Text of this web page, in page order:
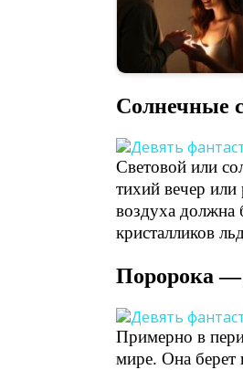
Солнечные
Световой или
тихий вечер или
воздуха должна
кристалликов
Поророка —
Примерно в
мире. Она берет